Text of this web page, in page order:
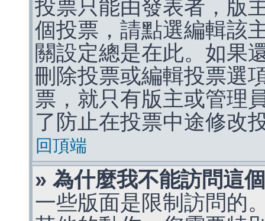
投票只能由發表者，版
個投票，請點選編輯該
關設定總是在此。如果
刪除投票或編輯投票選
票，就只有版主或管理
了防止在投票中途修改
回頂端
» 為什麼我不能訪問這
一些版面是限制訪問的